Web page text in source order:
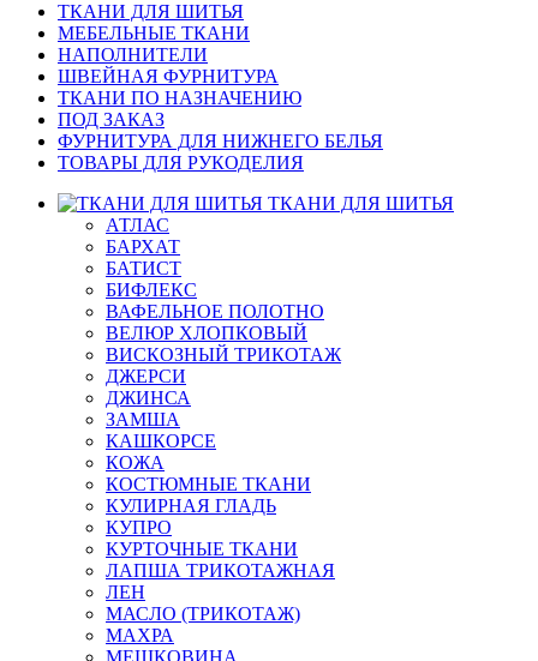
ТКАНИ ДЛЯ ШИТЬЯ
МЕБЕЛЬНЫЕ ТКАНИ
НАПОЛНИТЕЛИ
ШВЕЙНАЯ ФУРНИТУРА
ТКАНИ ПО НАЗНАЧЕНИЮ
ПОД ЗАКАЗ
ФУРНИТУРА ДЛЯ НИЖНЕГО БЕЛЬЯ
ТОВАРЫ ДЛЯ РУКОДЕЛИЯ
ТКАНИ ДЛЯ ШИТЬЯ
АТЛАС
БАРХАТ
БАТИСТ
БИФЛЕКС
ВАФЕЛЬНОЕ ПОЛОТНО
ВЕЛЮР ХЛОПКОВЫЙ
ВИСКОЗНЫЙ ТРИКОТАЖ
ДЖЕРСИ
ДЖИНСА
ЗАМША
КАШКОРСЕ
КОЖА
КОСТЮМНЫЕ ТКАНИ
КУЛИРНАЯ ГЛАДЬ
КУПРО
КУРТОЧНЫЕ ТКАНИ
ЛАПША ТРИКОТАЖНАЯ
ЛЕН
МАСЛО (ТРИКОТАЖ)
МАХРА
МЕШКОВИНА